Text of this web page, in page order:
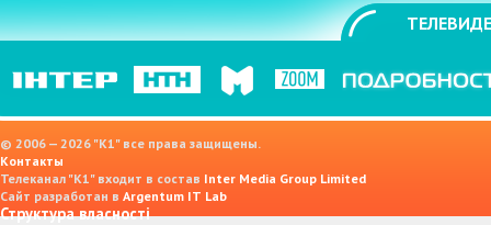
© 2006 — 2026 "K1" все права защищены.
Контакты
Телеканал "К1" входит в состав Inter Media Group Limited
Сайт разработан в Argentum IT Lab
Структура власності